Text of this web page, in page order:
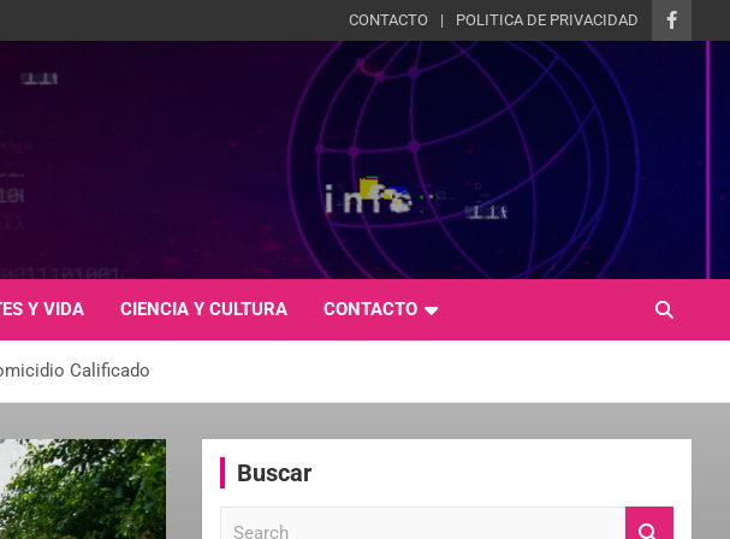
CONTACTO POLITICA DE PRIVACIDAD
Y VIDA CIENCIA Y CULTURA CONTACTO
Calificado
Buscar